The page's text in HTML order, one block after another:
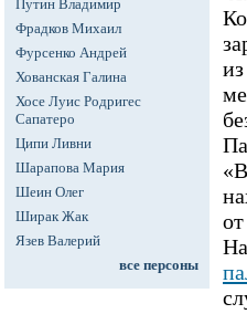
Путин Владимир
Фрадков Михаил
Фурсенко Андрей
Хованская Галина
Хосе Луис Родригес
Сапатеро
Ципи Ливни
Шарапова Мария
Шеин Олег
Ширак Жак
Язев Валерий
все персоны